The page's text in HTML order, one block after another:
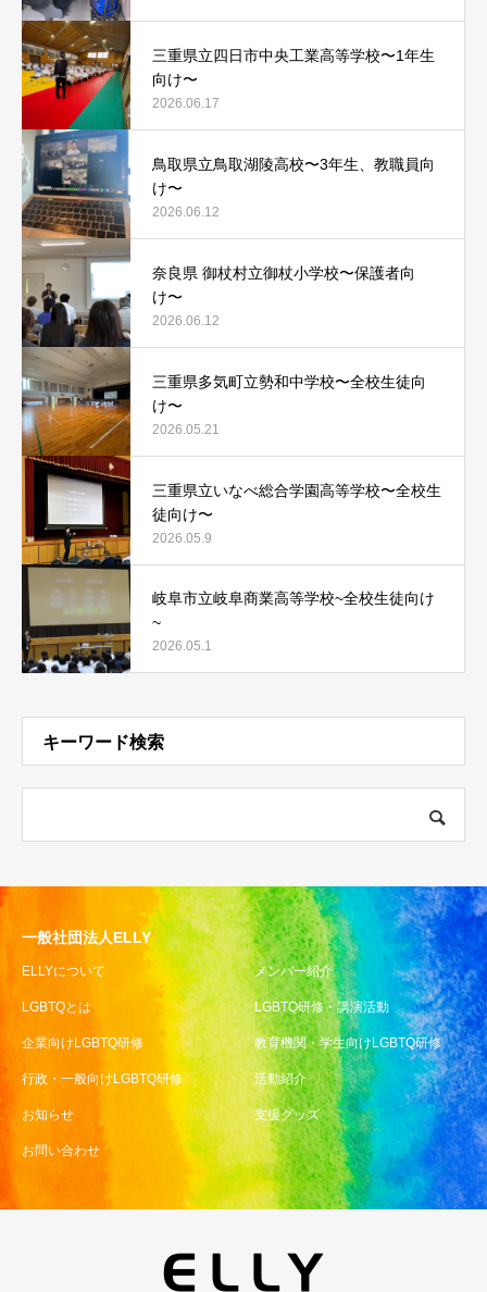
三重県立四日市中央工業高等学校〜1年生
向け〜
2026.06.17
鳥取県立鳥取湖陵高校〜3年生、教職員向
け〜
2026.06.12
奈良県 御杖村立御杖小学校〜保護者向
け〜
2026.06.12
三重県多気町立勢和中学校〜全校生徒向
け〜
2026.05.21
三重県立いなべ総合学園高等学校〜全校生
徒向け〜
2026.05.9
岐阜市立岐阜商業高等学校~全校生徒向け
~
2026.05.1
キーワード検索
一般社団法人ELLY
ELLYについて メンバー紹介
LGBTQとは LGBTQ研修・講演活動
企業向けLGBTQ研修 教育機関・学生向けLGBTQ研修
行政・一般向けLGBTQ研修 活動紹介
お知らせ 支援グッズ
お問い合わせ